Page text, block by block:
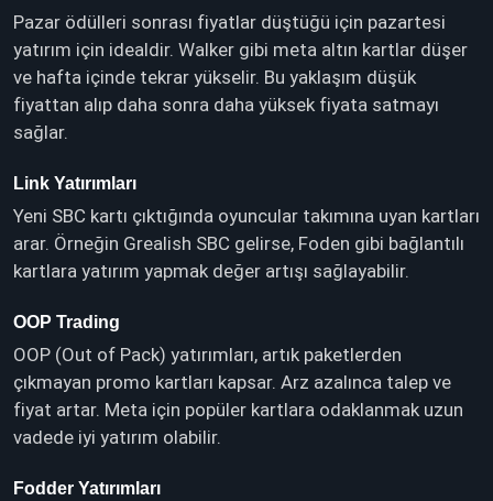
Pazar ödülleri sonrası fiyatlar düştüğü için pazartesi
yatırım için idealdir. Walker gibi meta altın kartlar düşer
ve hafta içinde tekrar yükselir. Bu yaklaşım düşük
fiyattan alıp daha sonra daha yüksek fiyata satmayı
sağlar.
Link Yatırımları
Yeni SBC kartı çıktığında oyuncular takımına uyan kartları
arar. Örneğin Grealish SBC gelirse, Foden gibi bağlantılı
kartlara yatırım yapmak değer artışı sağlayabilir.
OOP Trading
OOP (Out of Pack) yatırımları, artık paketlerden
çıkmayan promo kartları kapsar. Arz azalınca talep ve
fiyat artar. Meta için popüler kartlara odaklanmak uzun
vadede iyi yatırım olabilir.
Fodder Yatırımları